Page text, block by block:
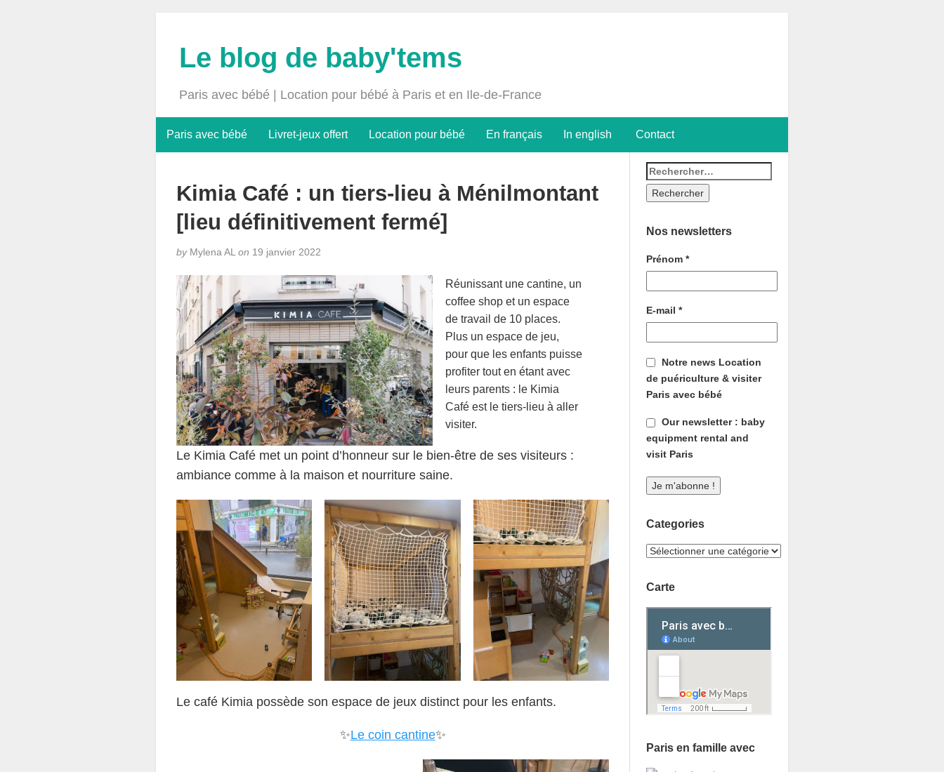
Le blog de baby'tems
Paris avec bébé | Location pour bébé à Paris et en Ile-de-France
Paris avec bébé Livret-jeux offert Location pour bébé En français In english Contact
Kimia Café : un tiers-lieu à Ménilmontant
[lieu définitivement fermé]
byMylena AL on 19 janvier 2022
Réunissant une cantine, un
coffee shop et un espace
de travail de 10 places.
Plus un espace de jeu,
pour que les enfants puisse
profiter tout en étant avec
leurs parents : le Kimia
Café est le tiers-lieu à aller
visiter.
Le Kimia Café met un point d’honneur sur le bien-être de ses visiteurs :
ambiance comme à la maison et nourriture saine.
Le café Kimia possède son espace de jeux distinct pour les enfants.
✨Le coin cantine✨
Nos newsletters
Prénom*
E-mail*
Notre news Location
de puériculture & visiter
Paris avec bébé
Our newsletter : baby
equipment rental and
visit Paris
Categories
Carte
Paris en famille avec